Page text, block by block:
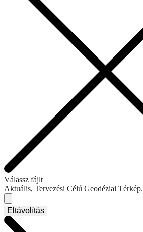
Válassz fájlt
Aktuális, Tervezési Célú Geodéziai Térkép.
Eltávolítás